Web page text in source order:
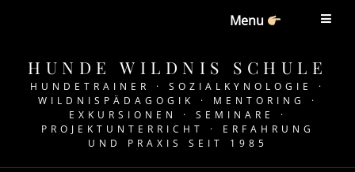
Menu
HUNDE WILDNIS SCHULE
HUNDETRAINER · SOZIALKYNOLOGIE ·
WILDNISPÄDAGOGIK · MENTORING ·
EXKURSIONEN · SEMINARE ·
PROJEKTUNTERRICHT · ERFAHRUNG
UND PRAXIS SEIT 1985